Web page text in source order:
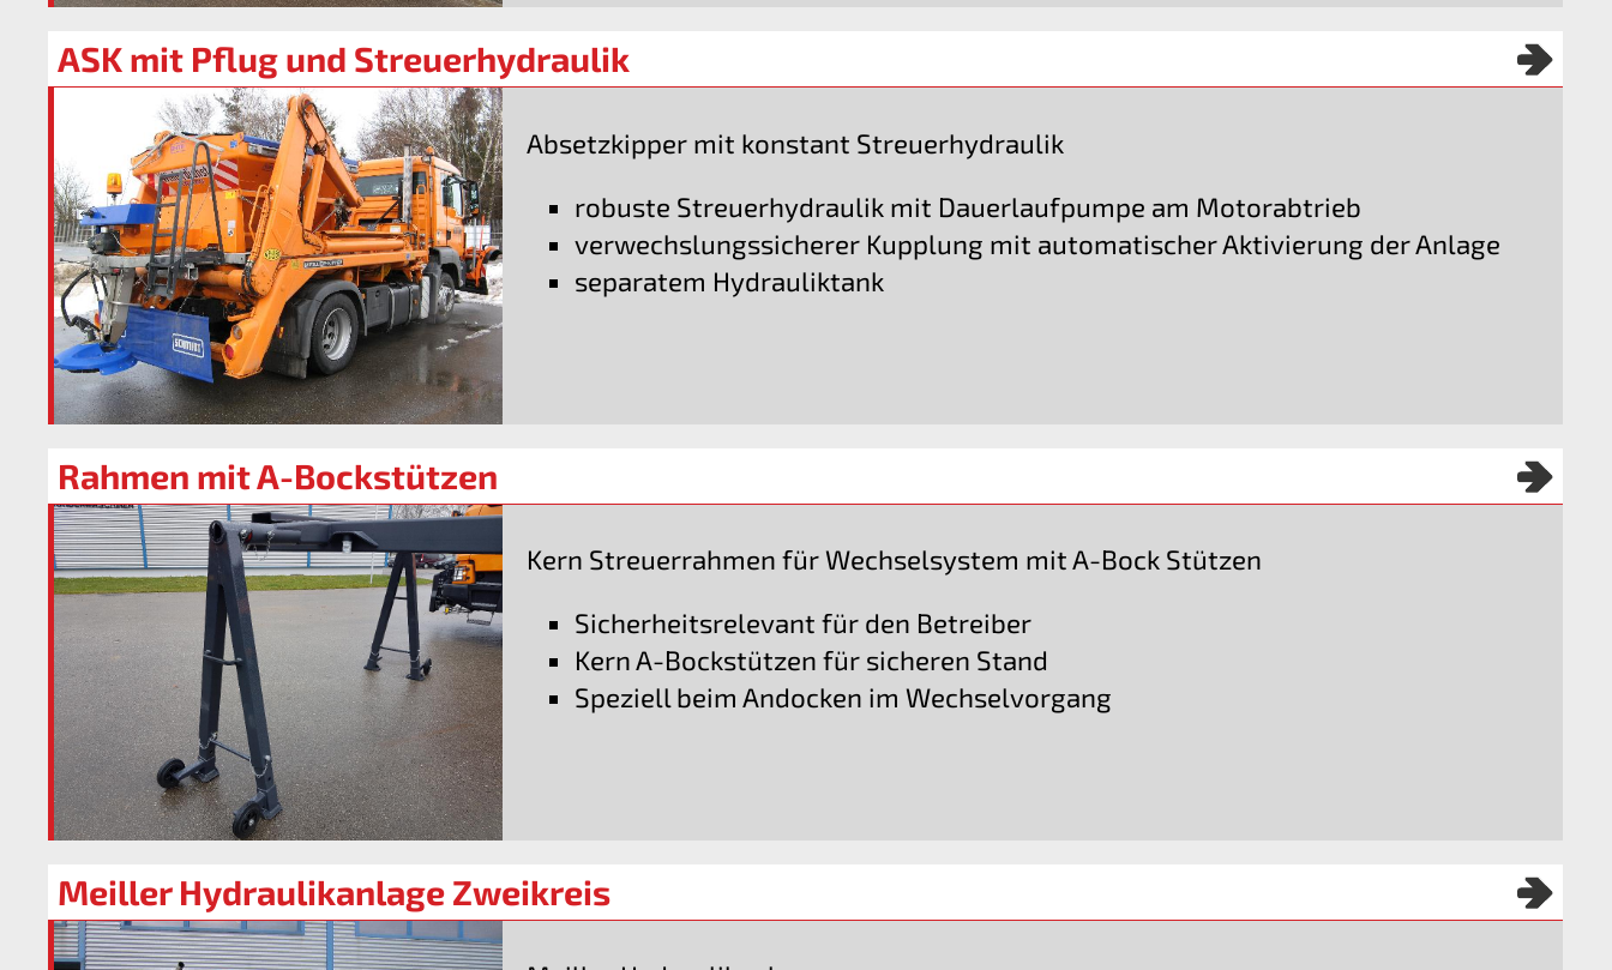
ASK mit Pflug und Streuerhydraulik
Absetzkipper mit konstant Streuerhydraulik
robuste Streuerhydraulik mit Dauerlaufpumpe am Motorabtrieb
verwechslungssicherer Kupplung mit automatischer Aktivierung der Anlage
separatem Hydrauliktank
Rahmen mit A-Bockstützen
Kern Streuerrahmen für Wechselsystem mit A-Bock Stützen
Sicherheitsrelevant für den Betreiber
Kern A-Bockstützen für sicheren Stand
Speziell beim Andocken im Wechselvorgang
Meiller Hydraulikanlage Zweikreis